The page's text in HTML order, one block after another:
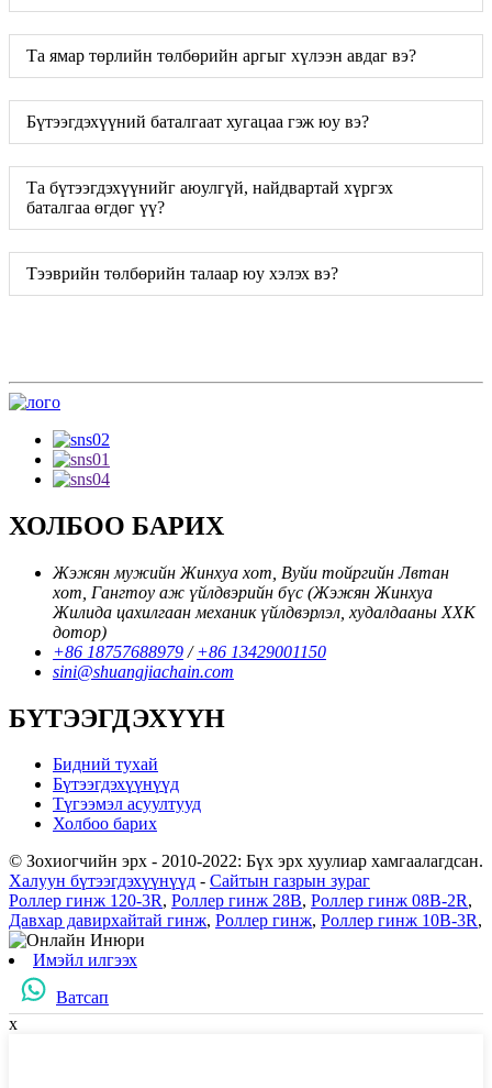
Та ямар төрлийн төлбөрийн аргыг хүлээн авдаг вэ?
Бүтээгдэхүүний баталгаат хугацаа гэж юу вэ?
Та бүтээгдэхүүнийг аюулгүй, найдвартай хүргэх
баталгаа өгдөг үү?
Тээврийн төлбөрийн талаар юу хэлэх вэ?
ХОЛБОО БАРИХ
Жэжян мужийн Жинхуа хот, Вуйи тойргийн Лвтан
хот, Гангтоу аж үйлдвэрийн бүс (Жэжян Жинхуа
Жилида цахилгаан механик үйлдвэрлэл, худалдааны ХХК
дотор)
+86 18757688979 /+86 13429001150
sini@shuangjiachain.com
БҮТЭЭГДЭХҮҮН
Бидний тухай
Бүтээгдэхүүнүүд
Түгээмэл асуултууд
Холбоо барих
© Зохиогчийн эрх - 2010-2022: Бүх эрх хуулиар хамгаалагдсан.
Халуун бүтээгдэхүүнүүд - Сайтын газрын зураг
Роллер гинж 120-3R, Роллер гинж 28B, Роллер гинж 08B-2R,
Давхар давирхайтай гинж, Роллер гинж, Роллер гинж 10B-3R,
Имэйл илгээх
Ватсап
x